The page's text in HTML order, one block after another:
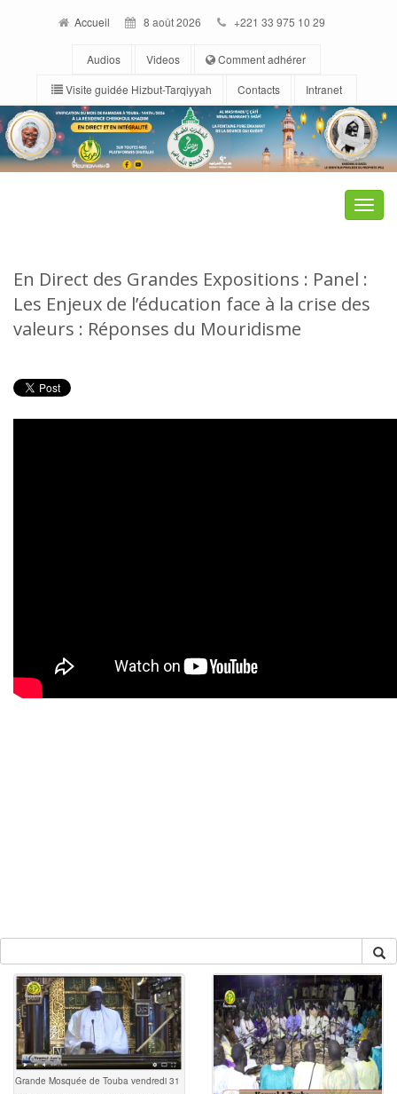
Accueil 8 août 2026 +221 33 975 10 29
Audios Videos
Comment adhérer
Visite guidée Hizbut-Tarqiyyah
Contacts Intranet
Toggle
En Direct des Grandes Expositions : Panel :
Les Enjeux de l’éducation face à la crise des
valeurs : Réponses du Mouridisme
Grande Mosquée de Touba vendredi 31